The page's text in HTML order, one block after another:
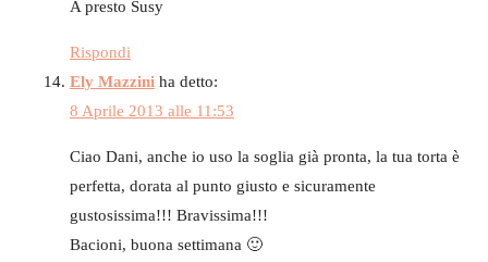
A presto Susy
Rispondi
Ely Mazzini ha detto:
8 Aprile 2013 alle 11:53
Ciao Dani, anche io uso la soglia già pronta, la tua torta è
perfetta, dorata al punto giusto e sicuramente
gustosissima!!! Bravissima!!!
Bacioni, buona settimana 🙂